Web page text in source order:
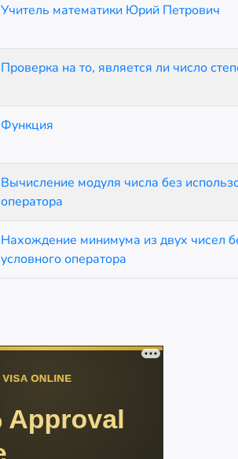
Учитель математики Юрий Петрович
Проверка на то, является ли число
Функция
Вычисление модуля числа без
оператора
Нахождение минимума из двух чисел
условного оператора